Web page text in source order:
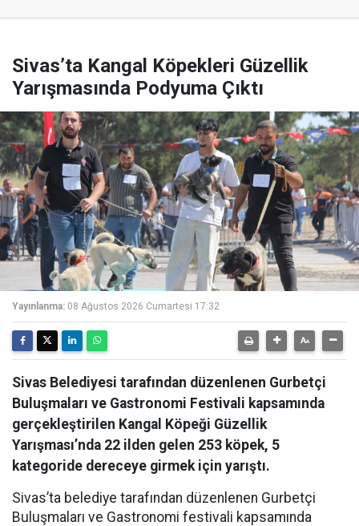
Sivas’ta Kangal Köpekleri Güzellik
Yarışmasında Podyuma Çıktı
Yayınlanma: 08 Ağustos 2026 Cumartesi 17:32
Sivas Belediyesi tarafından düzenlenen Gurbetçi
Buluşmaları ve Gastronomi Festivali kapsamında
gerçekleştirilen Kangal Köpeği Güzellik
Yarışması’nda 22 ilden gelen 253 köpek, 5
kategoride dereceye girmek için yarıştı.
Sivas’ta belediye tarafından düzenlenen Gurbetçi
Buluşmaları ve Gastronomi festivali kapsamında